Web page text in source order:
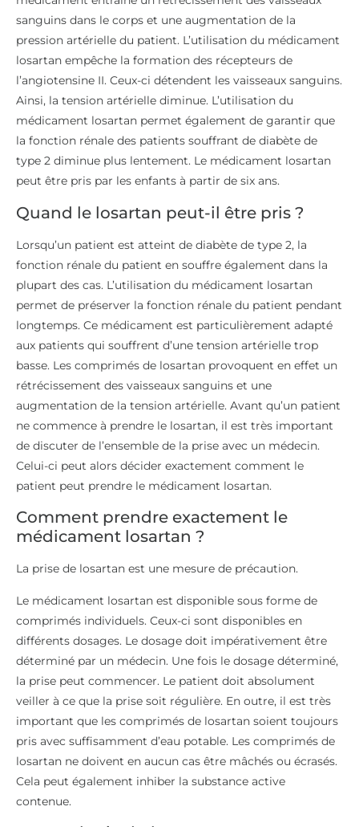
sanguins dans le corps et une augmentation de la
pression artérielle du patient. L’utilisation du médicament
losartan empêche la formation des récepteurs de
l’angiotensine II. Ceux-ci détendent les vaisseaux sanguins.
Ainsi, la tension artérielle diminue. L’utilisation du
médicament losartan permet également de garantir que
la fonction rénale des patients souffrant de diabète de
type 2 diminue plus lentement. Le médicament losartan
peut être pris par les enfants à partir de six ans.
Quand le losartan peut-il être pris ?
Lorsqu’un patient est atteint de diabète de type 2, la
fonction rénale du patient en souffre également dans la
plupart des cas. L’utilisation du médicament losartan
permet de préserver la fonction rénale du patient pendant
longtemps. Ce médicament est particulièrement adapté
aux patients qui souffrent d’une tension artérielle trop
basse. Les comprimés de losartan provoquent en effet un
rétrécissement des vaisseaux sanguins et une
augmentation de la tension artérielle. Avant qu’un patient
ne commence à prendre le losartan, il est très important
de discuter de l’ensemble de la prise avec un médecin.
Celui-ci peut alors décider exactement comment le
patient peut prendre le médicament losartan.
Comment prendre exactement le
médicament losartan ?
La prise de losartan est une mesure de précaution.
Le médicament losartan est disponible sous forme de
comprimés individuels. Ceux-ci sont disponibles en
différents dosages. Le dosage doit impérativement être
déterminé par un médecin. Une fois le dosage déterminé,
la prise peut commencer. Le patient doit absolument
veiller à ce que la prise soit régulière. En outre, il est très
important que les comprimés de losartan soient toujours
pris avec suffisamment d’eau potable. Les comprimés de
losartan ne doivent en aucun cas être mâchés ou écrasés.
Cela peut également inhiber la substance active
contenue.